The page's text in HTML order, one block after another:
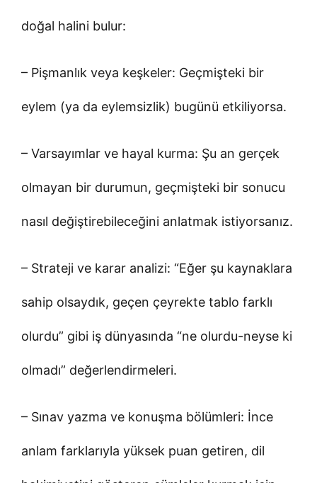
doğal halini bulur:
– Pişmanlık veya keşkeler: Geçmişteki bir
eylem (ya da eylemsizlik) bugünü etkiliyorsa.
– Varsayımlar ve hayal kurma: Şu an gerçek
olmayan bir durumun, geçmişteki bir sonucu
nasıl değiştirebileceğini anlatmak istiyorsanız.
– Strateji ve karar analizi: “Eğer şu kaynaklara
sahip olsaydık, geçen çeyrekte tablo farklı
olurdu” gibi iş dünyasında “ne olurdu-neyse ki
olmadı” değerlendirmeleri.
– Sınav yazma ve konuşma bölümleri: İnce
anlam farklarıyla yüksek puan getiren, dil